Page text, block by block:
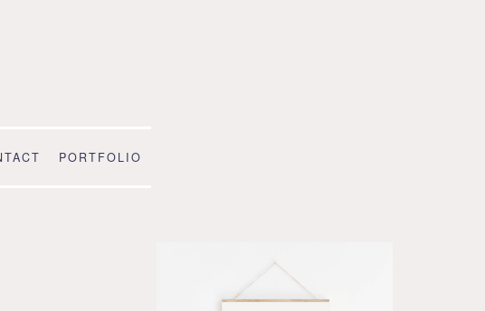
PORTFOLIO